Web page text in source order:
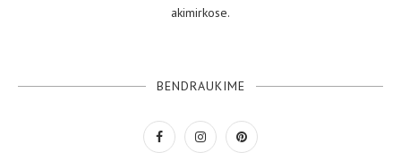
akimirkose.
BENDRAUKIME